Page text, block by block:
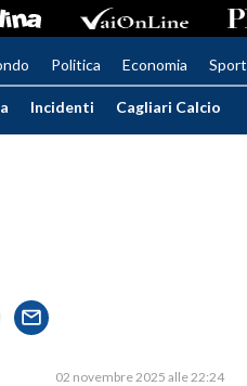
Politica Economia Sport
Incidenti Cagliari Calcio
02 novembre 2025 alle 22:24